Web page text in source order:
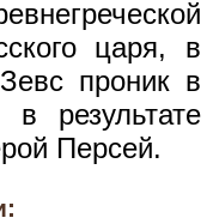
царя, в
проник в
результате
Персей.